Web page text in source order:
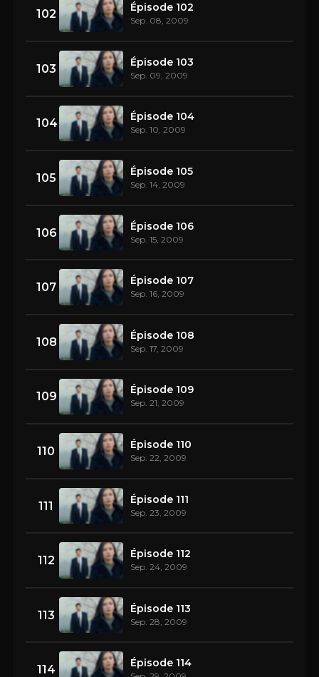
102 Épisode 102
Sep. 08, 2009
103 Épisode 103
Sep. 09, 2009
104 Épisode 104
Sep. 10, 2009
105 Épisode 105
Sep. 14, 2009
106 Épisode 106
Sep. 15, 2009
107 Épisode 107
Sep. 16, 2009
108 Épisode 108
Sep. 17, 2009
109 Épisode 109
Sep. 21, 2009
110 Épisode 110
Sep. 22, 2009
111 Épisode 111
Sep. 23, 2009
112 Épisode 112
Sep. 24, 2009
113 Épisode 113
Sep. 28, 2009
114 Épisode 114